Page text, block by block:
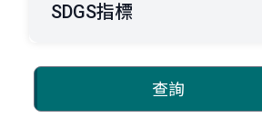
SDGS指標
查詢